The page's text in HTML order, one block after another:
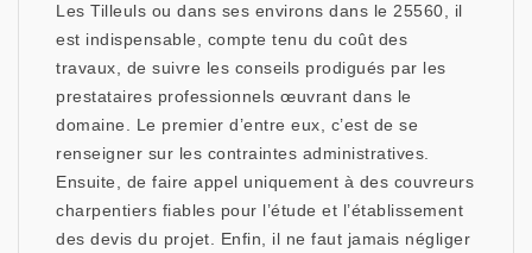
Les Tilleuls ou dans ses environs dans le 25560, il
est indispensable, compte tenu du coût des
travaux, de suivre les conseils prodigués par les
prestataires professionnels œuvrant dans le
domaine. Le premier d’entre eux, c’est de se
renseigner sur les contraintes administratives.
Ensuite, de faire appel uniquement à des couvreurs
charpentiers fiables pour l’étude et l’établissement
des devis du projet. Enfin, il ne faut jamais négliger